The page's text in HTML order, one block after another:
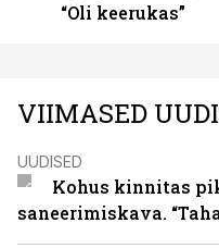
“Oli keerukas”
VIIMASED
UUDISED
Kohus kinnitas
saneerimiskava.